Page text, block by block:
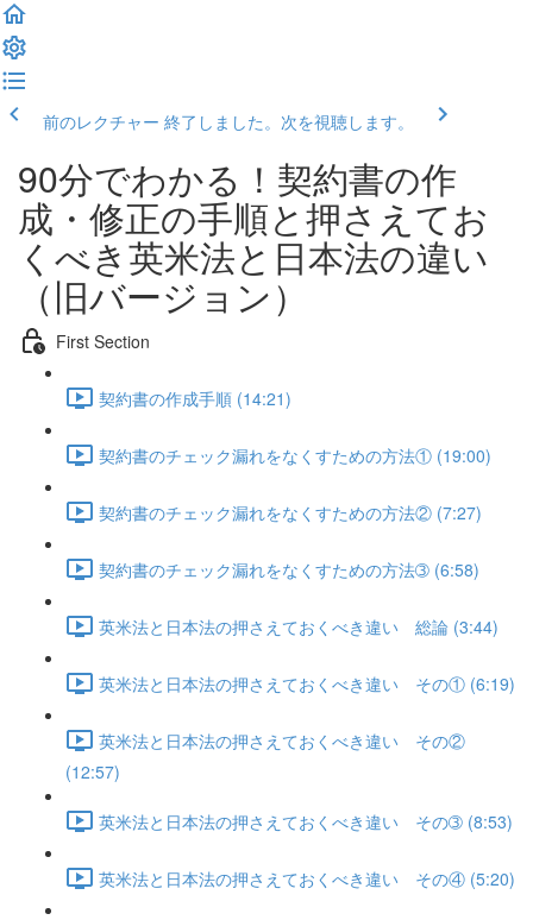
前のレクチャー 終了しました。次を視聴します。
90分でわかる！契約書の作
成・修正の手順と押さえてお
くべき英米法と日本法の違い
（旧バージョン）
First Section
契約書の作成手順 (14:21)
契約書のチェック漏れをなくすための方法① (19:00)
契約書のチェック漏れをなくすための方法② (7:27)
契約書のチェック漏れをなくすための方法➂ (6:58)
英米法と日本法の押さえておくべき違い 総論 (3:44)
英米法と日本法の押さえておくべき違い その① (6:19)
英米法と日本法の押さえておくべき違い その②
(12:57)
英米法と日本法の押さえておくべき違い その➂ (8:53)
英米法と日本法の押さえておくべき違い その④ (5:20)